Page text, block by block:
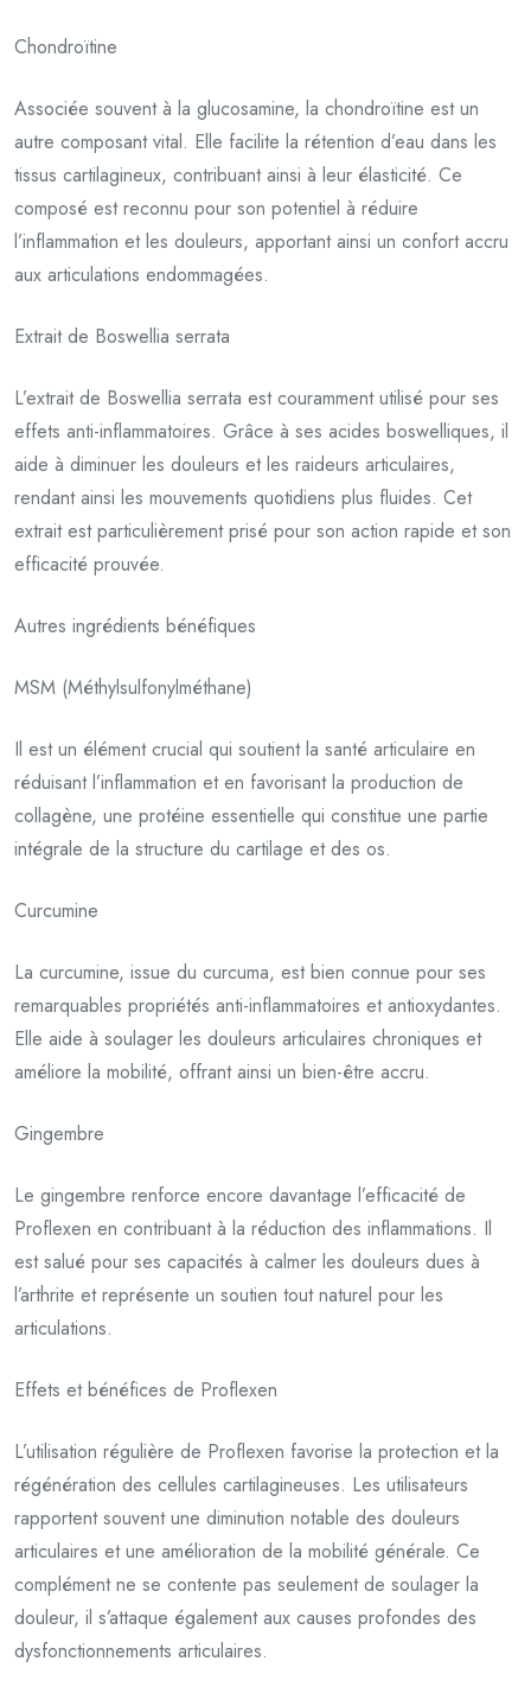
Chondroïtine
Associée souvent à la glucosamine, la chondroïtine est un
autre composant vital. Elle facilite la rétention d’eau dans les
tissus cartilagineux, contribuant ainsi à leur élasticité. Ce
composé est reconnu pour son potentiel à réduire
l’inflammation et les douleurs, apportant ainsi un confort accru
aux articulations endommagées.
Extrait de Boswellia serrata
L’extrait de Boswellia serrata est couramment utilisé pour ses
effets anti-inflammatoires. Grâce à ses acides boswelliques, il
aide à diminuer les douleurs et les raideurs articulaires,
rendant ainsi les mouvements quotidiens plus fluides. Cet
extrait est particulièrement prisé pour son action rapide et son
efficacité prouvée.
Autres ingrédients bénéfiques
MSM (Méthylsulfonylméthane)
Il est un élément crucial qui soutient la santé articulaire en
réduisant l’inflammation et en favorisant la production de
collagène, une protéine essentielle qui constitue une partie
intégrale de la structure du cartilage et des os.
Curcumine
La curcumine, issue du curcuma, est bien connue pour ses
remarquables propriétés anti-inflammatoires et antioxydantes.
Elle aide à soulager les douleurs articulaires chroniques et
améliore la mobilité, offrant ainsi un bien-être accru.
Gingembre
Le gingembre renforce encore davantage l’efficacité de
Proflexen en contribuant à la réduction des inflammations. Il
est salué pour ses capacités à calmer les douleurs dues à
l’arthrite et représente un soutien tout naturel pour les
articulations.
Effets et bénéfices de Proflexen
L’utilisation régulière de Proflexen favorise la protection et la
régénération des cellules cartilagineuses. Les utilisateurs
rapportent souvent une diminution notable des douleurs
articulaires et une amélioration de la mobilité générale. Ce
complément ne se contente pas seulement de soulager la
douleur, il s’attaque également aux causes profondes des
dysfonctionnements articulaires.